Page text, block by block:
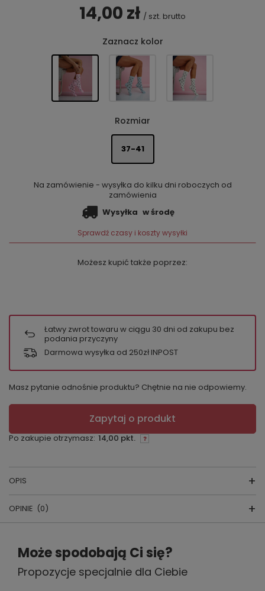
14,00 zł / szt. brutto
Zaznacz kolor
Rozmiar
37-41
Na zamówienie - wysyłka do kilku dni roboczych od
zamówienia
Wysyłka w środę
Sprawdź czasy i koszty wysyłki
Możesz kupić także poprzez:
Łatwy zwrot towaru w ciągu 30 dni od zakupu bez
podania przyczyny
Darmowa wysyłka od 250zł INPOST
Masz pytanie odnośnie produktu? Chętnie na nie odpowiemy.
Zapytaj o produkt
Po zakupie otrzymasz: 14,00 pkt.
OPIS
skład surowcowy:75% bawełna, 20%
poliamid, 5% elastan
OPINIE (0)
Napisz swoją opinię
Twoja ocena:
Może spodobają Ci się?
Propozycje specjalnie dla Ciebie